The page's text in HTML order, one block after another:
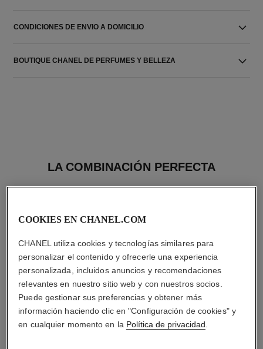
CONDICIONES DE ENVIO A DOMICILIO
BOUTIQUE CHANEL DE PERFUMES Y BELLEZA
LA COMBINACIÓN PERFECTA
COOKIES EN CHANEL.COM
CHANEL utiliza cookies y tecnologías similares para
personalizar el contenido y ofrecerle una experiencia
personalizada, incluidos anuncios y recomendaciones
relevantes en nuestro sitio web y con nuestros socios.
Puede gestionar sus preferencias y obtener más
información haciendo clic en "Configuración de cookies" y
en cualquier momento en la Política de privacidad